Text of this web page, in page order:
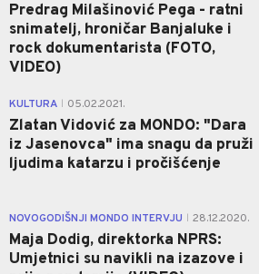
Predrag Milašinović Pega - ratni
snimatelj, hroničar Banjaluke i
rock dokumentarista (FOTO,
VIDEO)
KULTURA 05.02.2021.
Zlatan Vidović za MONDO: "Dara
iz Jasenovca" ima snagu da pruži
ljudima katarzu i pročišćenje
NOVOGODIŠNJI MONDO INTERVJU 28.12.2020.
Maja Dodig, direktorka NPRS:
Umjetnici su navikli na izazove i